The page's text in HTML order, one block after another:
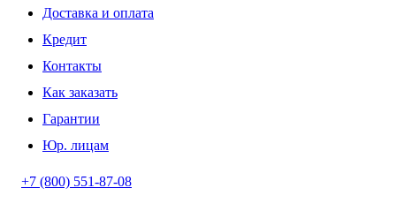
Доставка и оплата
Кредит
Контакты
Как заказать
Гарантии
Юр. лицам
+7 (800) 551-87-08